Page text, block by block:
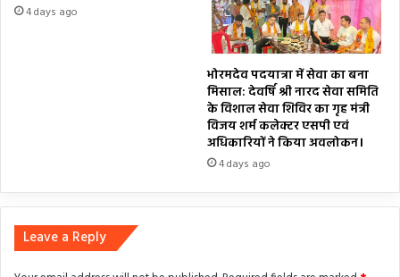
4 days ago
भोरमदेव पदयात्रा में सेवा का बना
मिसाल: देवर्षि श्री नारद सेवा समिति
के विशाल सेवा शिविर का गृह मंत्री
विजय शर्म कलेक्टर एसपी एवं
अधिकारियों ने किया अवलोकन।
4 days ago
Leave a Reply